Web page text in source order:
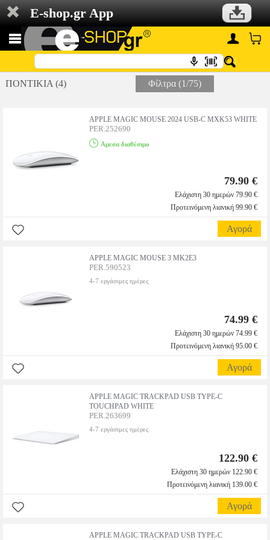
E-shop.gr App
ΠΟΝΤΙΚΙΑ (4) Φίλτρα (1/75)
APPLE MAGIC MOUSE 2024 USB-C MXK53 WHITE
PER.252690
Αμεσα διαθέσιμο
79.90 €
Ελάχιστη 30 ημερών 79.90 €
Προτεινόμενη λιανική 99.90 €
Αγορά
APPLE MAGIC MOUSE 3 MK2E3
PER.590523
4-7 εργάσιμες ημέρες
74.99 €
Ελάχιστη 30 ημερών 74.99 €
Προτεινόμενη λιανική 95.00 €
Αγορά
APPLE MAGIC TRACKPAD USB TYPE-C
TOUCHPAD WHITE
PER.263699
4-7 εργάσιμες ημέρες
122.90 €
Ελάχιστη 30 ημερών 122.90 €
Προτεινόμενη λιανική 139.00 €
Αγορά
APPLE MAGIC TRACKPAD USB TYPE-C